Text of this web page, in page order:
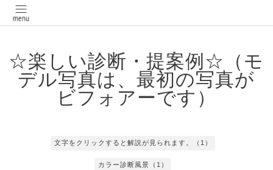
☆楽しい診断・提案例☆（モ
デル写真は、最初の写真が
ビフォアーです）
文字をクリックすると解説が見られます。（1）
カラー診断風景（1）